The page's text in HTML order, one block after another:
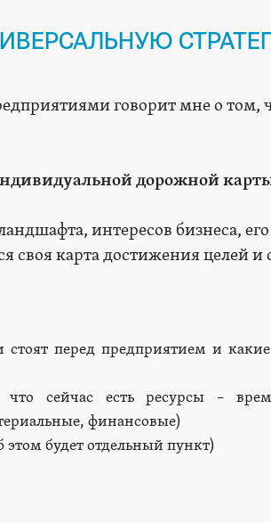
говорит мне о том,
дорожной
интересов бизнеса,
своя карта достижения целей и
стоят перед предприятием и
что сейчас есть ресурсы –
финансовые)
этом будет отдельный пункт)